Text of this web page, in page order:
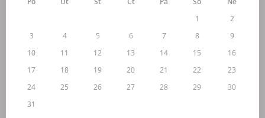
1
2
3
4 5 6 7 8
9
10
11 12 13 14 15
16
17
18 19 20 21 22
23
24
25 26 27 28 29
30
31